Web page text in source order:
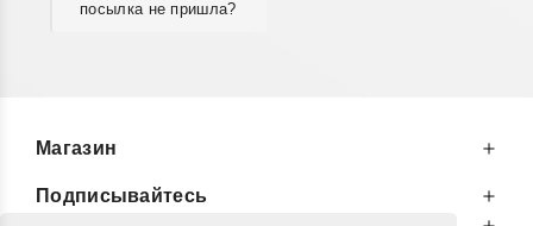
посылка не пришла?
Магазин
Подписывайтесь